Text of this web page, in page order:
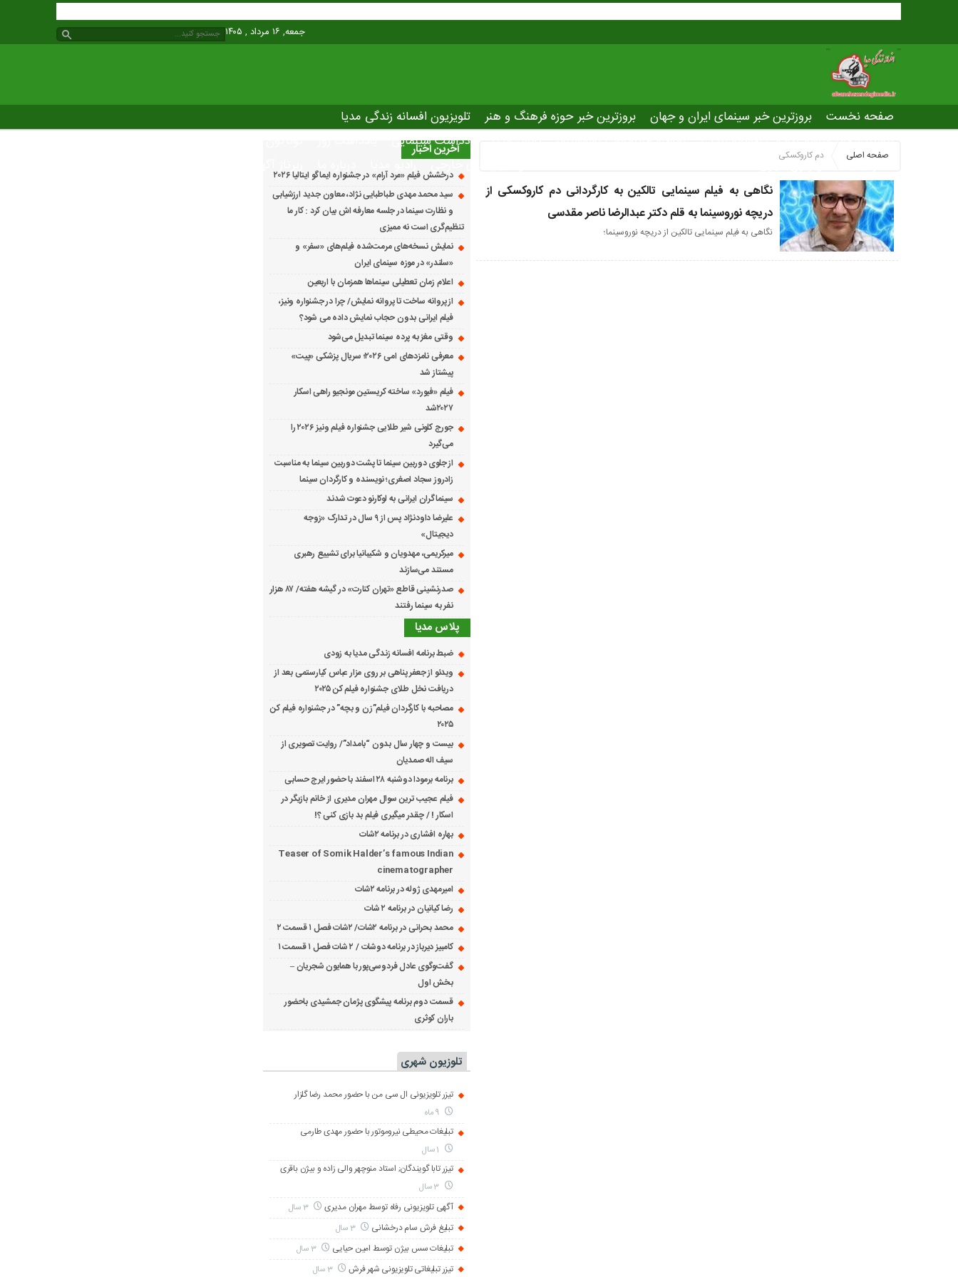
جمعه, ۱۶ مرداد , ۱۴۰۵
صفحه نخست بروزترین خبر سینمای ایران و جهان بروزترین خبر حوزه فرهنگ و هنر
تلویزیون افسانه زندگی مدیا
یادداشت سینمایی
عصر جدید
تلویزیون شهری دانلود فیلم های خارجی رادیو مدیا درباره ما صفحه اصلی دم کاروکسکی
نگاهی به فیلم سینمایی تالکین به کارگردانی دم کاروکسکی از
دریچه نوروسینما به قلم دکتر عبدالرضا ناصر مقدسی
نگاهی به فیلم سینمایی تالکین از دریچه نوروسینما؛
آخرین اخبار
درخشش فیلم «مرد آرام» در جشنواره ایماگو ایتالیا ۲۰۲۶
سید محمد مهدی طباطبایی نژاد، معاون جدید ارزشیابی
و نظارت سینما در جلسه معارفه اش بیان کرد : کار ما
تنظیم‌گری است نه ممیزی
نمایش نسخه‌های مرمت‌شده فیلم‌های «سفر» و
«سلندر» در موزه سینمای ایران
اعلام زمان تعطیلی سینماها همزمان با اربعین
از پروانه ساخت تا پروانه نمایش/ چرا در جشنواره ونیز،
فیلم ایرانی بدون حجاب نمایش داده می شود؟
وقتی مغز به پرده سینما تبدیل می‌شود
معرفی نامزدهای امی ۲۰۲۶؛ سریال پزشکی «پیت»
پیشتاز شد
فیلم «فیورد» ساخته کریستین مونجیو راهی اسکار
۲۰۲۷شد
جورج کلونی شیر طلایی جشنواره فیلم ونیز ۲۰۲۶ را
می‌گیرد
از جلوی دوربین سینما تا پشت دوربین سینما به مناسبت
زادروز سجاد اصغری؛ نویسنده و کارگردان سینما
سینماگران ایرانی به لوکارنو دعوت شدند
علیرضا داودنژاد پس از ۹ سال در تدارک «زوجه
دیجیتال»
میرکریمی، مهدویان و شکیبانیا برای تشییع رهبری
مستند می‌سازند
صدرنشینی قاطع «تهران کنارت» در گیشه هفته/ ۸۷ هزار
نفر به سینما رفتند
پلاس مدیا
ضبط برنامه افسانه زندگی مدیا به زودی
ویدئو از جعفر پناهی بر روی مزار عباس کیارستمی بعد از
دریافت نخل طلای جشنواره فیلم کن ۲۰۲۵
مصاحبه با کارگردان فیلم”زن و بچه” در جشنواره فیلم کن
۲۰۲۵
بیست و چهار سال بدون “بامداد”/ روایت تصویری از
سیف اله صمدیان
برنامه برمودا دوشنبه ۲۸ اسفند با حضور ایرج حسابی
فیلم عجیب ترین سوال مهران مدیری از خانم بازیگر در
اسکار ! / چقدر میگیری فیلم بد بازی کنی ؟!
بهاره افشاری در برنامه ۲شات
Teaser of Somik Halder’s famous Indian
cinematographer
امیرمهدی ژوله در برنامه ۲شات
رضا کیانیان در برنامه ۲ شات
محمد بحرانی در برنامه ۲شات/ ۲شات فصل ۱ قسمت ۲
کامبیز دیرباز در برنامه دوشات / ۲ شات فصل ۱ قسمت ۱
گفت‌وگوی عادل فردوسی‌پور با همایون شجریان –
بخش اول
قسمت دوم برنامه پیشگوی پژمان جمشیدی باحضور
باران کوثری
تلوزیون شهری
تیزر تلویزیونی ال سی من با حضور محمد رضا گلزار
تبلیغات محیطی نیروموتور با حضور مهدی طارمی
تیزر تابا گویندگان; استاد منوچهر والی زاده و بیژن باقری
آگهی تلویزیونی رفاه توسط مهران مدیری 3 سال
تبلیغ فرش سام درخشانی 3 سال
تبلیغات سس بیژن توسط امین حیایی 3 سال
تیزر تبلیغاتی تلویزیونی شهر فرش 3 سال